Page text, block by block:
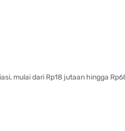
mulai dari Rp18 jutaan hingga